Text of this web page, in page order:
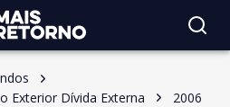
Exterior Dívida Externa
2006